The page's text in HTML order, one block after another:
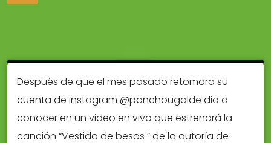
Después de que el mes pasado retomara su
cuenta de instagram @panchougalde dio a
conocer en un video en vivo que estrenará la
canción “Vestido de besos ” de la autoría de